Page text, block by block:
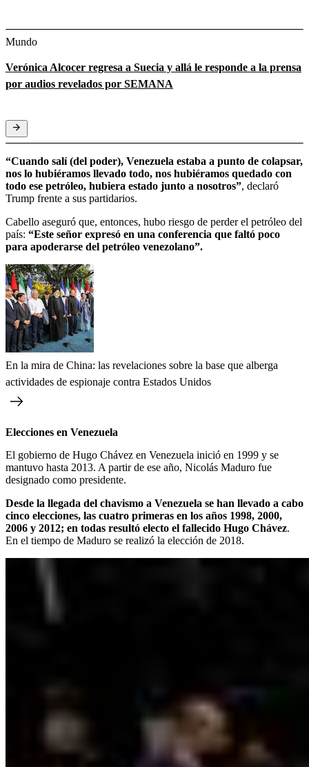
Mundo
Verónica Alcocer regresa a Suecia y allá le responde a la prensa
por audios revelados por SEMANA
“Cuando salí (del poder), Venezuela estaba a punto de colapsar,
nos lo hubiéramos llevado todo, nos hubiéramos quedado con
todo ese petróleo, hubiera estado junto a nosotros”, declaró
Trump frente a sus partidarios.
Cabello aseguró que, entonces, hubo riesgo de perder el petróleo del
país: “Este señor expresó en una conferencia que faltó poco
para apoderarse del petróleo venezolano”.
En la mira de China: las revelaciones sobre la base que alberga
actividades de espionaje contra Estados Unidos
Elecciones en Venezuela
El gobierno de Hugo Chávez en Venezuela inició en 1999 y se
mantuvo hasta 2013. A partir de ese año, Nicolás Maduro fue
designado como presidente.
Desde la llegada del chavismo a Venezuela se han llevado a cabo
cinco elecciones, las cuatro primeras en los años 1998, 2000,
2006 y 2012; en todas resultó electo el fallecido Hugo Chávez.
En el tiempo de Maduro se realizó la elección de 2018.